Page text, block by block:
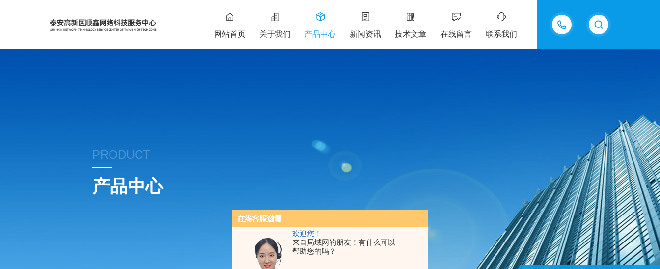
欢迎您！
来自局域网的朋友！有什么可以
帮助您的吗？
18605483306
网站首页 关于我们 产品中心 新闻资讯 技术文章 在线留言 联系我们
PRODUCT
产品中心